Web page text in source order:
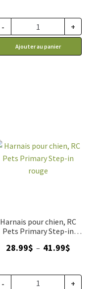
23.99$
à
- +
Ajouter au panier
Harnais pour chien, RC
Pets Primary Step-in
28.99$ – 41.99$Plage
28.99$
- +